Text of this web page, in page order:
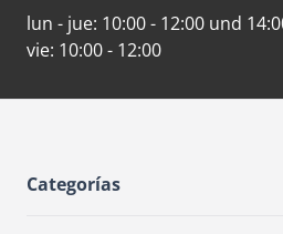
lun - jue: 10:00 - 12:00 und
vie: 10:00 - 12:00
Categorías